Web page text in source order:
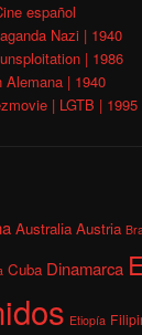
español
Nazi | 1940
| 1986
| 1940
| LGTB | 1995
Australia Austria
Cuba Dinamarca
Etiopía